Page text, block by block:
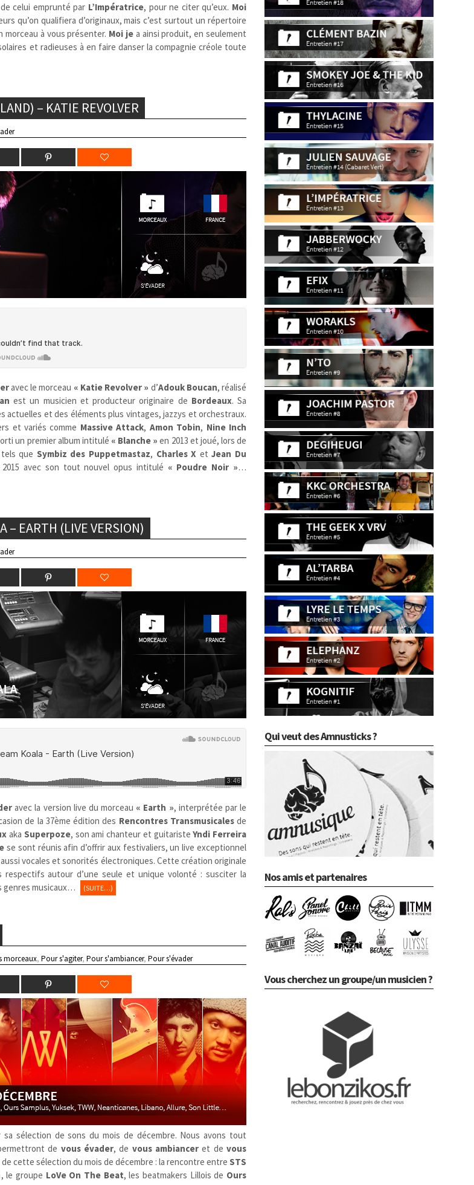
celui emprunté par L’Impératrice, pour ne citer qu’eux. Moi
qu’on qualifiera d’originaux, mais c’est surtout un répertoire
morceau à vous présenter. Moi je a ainsi produit, en seulement
et radieuses à en faire danser la compagnie créole toute
– KATIE REVOLVER
avec le morceau « Katie Revolver » d’Adouk Boucan, réalisé
est un musicien et producteur originaire de Bordeaux. Sa
et des éléments plus vintages, jazzys et orchestraux.
et variés comme Massive Attack, Amon Tobin, Nine Inch
un premier album intitulé « Blanche » en 2013 et joué, lors de
que Symbiz des Puppetmastaz, Charles X etJean Du
avec son tout nouvel opus intitulé « Poudre Noir »…
– EARTH (LIVE VERSION)
avec la version live du morceau « Earth », interprétée par le
de la 37ème édition des Rencontres Transmusicalesde
aka Superpoze, son ami chanteur et guitaristeYndi Ferreira
se sont réunis afin d’offrir aux festivaliers, un live exceptionnel
vocales et sonorités électroniques. Cette création originale
respectifs autour d’une seule et unique volonté : susciter la
genres musicaux…
(SUITE…)
morceaux,Pour s'agiter,Pour s'ambiancer,Pour s'évader
sélection de sons du mois de décembre. Nous avons tout
de vous évader, de vous ambianceret devous
cette sélection du mois de décembre : la rencontre entre STS
, le groupe LoVe On The Beat, les beatmakers Lillois de Ours
Qui veut des Amnusticks ?
Nos amis et partenaires
Vous cherchez un groupe/un musicien ?